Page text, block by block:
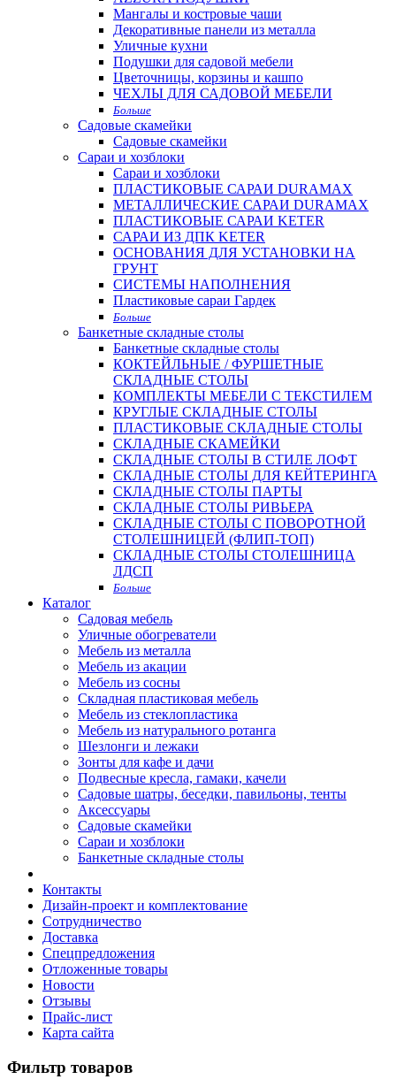
Мангалы и костровые чаши
Декоративные панели из металла
Уличные кухни
Подушки для садовой мебели
Цветочницы, корзины и кашпо
ЧЕХЛЫ ДЛЯ САДОВОЙ МЕБЕЛИ
Больше
Садовые скамейки
Садовые скамейки
Сараи и хозблоки
Сараи и хозблоки
ПЛАСТИКОВЫЕ САРАИ DURAMAX
МЕТАЛЛИЧЕСКИЕ САРАИ DURAMAX
ПЛАСТИКОВЫЕ САРАИ KETER
САРАИ ИЗ ДПК KETER
ОСНОВАНИЯ ДЛЯ УСТАНОВКИ НА
ГРУНТ
СИСТЕМЫ НАПОЛНЕНИЯ
Пластиковые сараи Гардек
Больше
Банкетные складные столы
Банкетные складные столы
КОКТЕЙЛЬНЫЕ / ФУРШЕТНЫЕ
СКЛАДНЫЕ СТОЛЫ
КОМПЛЕКТЫ МЕБЕЛИ С ТЕКСТИЛЕМ
КРУГЛЫЕ СКЛАДНЫЕ СТОЛЫ
ПЛАСТИКОВЫЕ СКЛАДНЫЕ СТОЛЫ
СКЛАДНЫЕ СКАМЕЙКИ
СКЛАДНЫЕ СТОЛЫ В СТИЛЕ ЛОФТ
СКЛАДНЫЕ СТОЛЫ ДЛЯ КЕЙТЕРИНГА
СКЛАДНЫЕ СТОЛЫ ПАРТЫ
СКЛАДНЫЕ СТОЛЫ РИВЬЕРА
СКЛАДНЫЕ СТОЛЫ С ПОВОРОТНОЙ
СТОЛЕШНИЦЕЙ (ФЛИП-ТОП)
СКЛАДНЫЕ СТОЛЫ СТОЛЕШНИЦА
ЛДСП
Больше
Каталог
Садовая мебель
Уличные обогреватели
Мебель из металла
Мебель из акации
Мебель из сосны
Складная пластиковая мебель
Мебель из стеклопластика
Мебель из натурального ротанга
Шезлонги и лежаки
Зонты для кафе и дачи
Подвесные кресла, гамаки, качели
Садовые шатры, беседки, павильоны, тенты
Аксессуары
Садовые скамейки
Сараи и хозблоки
Банкетные складные столы
Контакты
Дизайн-проект и комплектование
Сотрудничество
Доставка
Спецпредложения
Отложенные товары
Новости
Отзывы
Прайс-лист
Карта сайта
Фильтр товаров